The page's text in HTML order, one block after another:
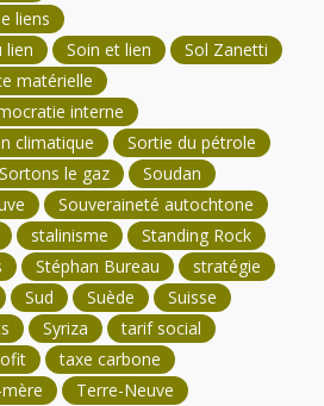
liens
lien
Soin et lien
Sol Zanetti
matérielle
interne
climatique
Sortie du pétrole
Sortons le gaz
Soudan
Souveraineté autochtone
stalinisme
Standing Rock
Stéphan Bureau
stratégie
Sud Suède
Suisse
Syriza
tarif social
taxe carbone
Terre-Neuve